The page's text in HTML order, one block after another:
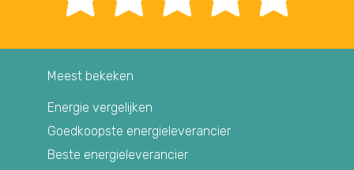
Meest bekeken
Energie vergelijken
Goedkoopste energieleverancier
Beste energieleverancier